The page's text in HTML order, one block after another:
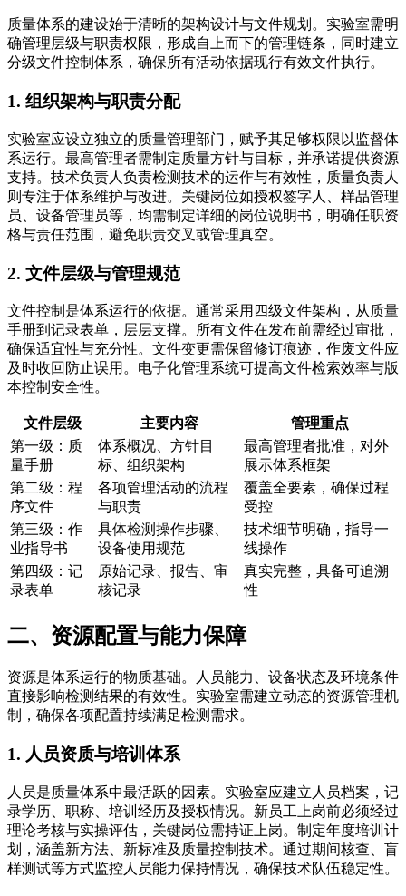
质量体系的建设始于清晰的架构设计与文件规划。实验室需明
确管理层级与职责权限，形成自上而下的管理链条，同时建立
分级文件控制体系，确保所有活动依据现行有效文件执行。
1. 组织架构与职责分配
实验室应设立独立的质量管理部门，赋予其足够权限以监督体
系运行。最高管理者需制定质量方针与目标，并承诺提供资源
支持。技术负责人负责检测技术的运作与有效性，质量负责人
则专注于体系维护与改进。关键岗位如授权签字人、样品管理
员、设备管理员等，均需制定详细的岗位说明书，明确任职资
格与责任范围，避免职责交叉或管理真空。
2. 文件层级与管理规范
文件控制是体系运行的依据。通常采用四级文件架构，从质量
手册到记录表单，层层支撑。所有文件在发布前需经过审批，
确保适宜性与充分性。文件变更需保留修订痕迹，作废文件应
及时收回防止误用。电子化管理系统可提高文件检索效率与版
本控制安全性。
文件层级 主要内容
管理重点
第一级：质
量手册
体系概况、方针目
标、组织架构
最高管理者批准，对外
展示体系框架
第二级：程
序文件
各项管理活动的流程
与职责
覆盖全要素，确保过程
受控
第三级：作
业指导书
具体检测操作步骤、
设备使用规范
技术细节明确，指导一
线操作
第四级：记
录表单
原始记录、报告、审
核记录
真实完整，具备可追溯
性
二、资源配置与能力保障
资源是体系运行的物质基础。人员能力、设备状态及环境条件
直接影响检测结果的有效性。实验室需建立动态的资源管理机
制，确保各项配置持续满足检测需求。
1. 人员资质与培训体系
人员是质量体系中最活跃的因素。实验室应建立人员档案，记
录学历、职称、培训经历及授权情况。新员工上岗前必须经过
理论考核与实操评估，关键岗位需持证上岗。制定年度培训计
划，涵盖新方法、新标准及质量控制技术。通过期间核查、盲
样测试等方式监控人员能力保持情况，确保技术队伍稳定性。